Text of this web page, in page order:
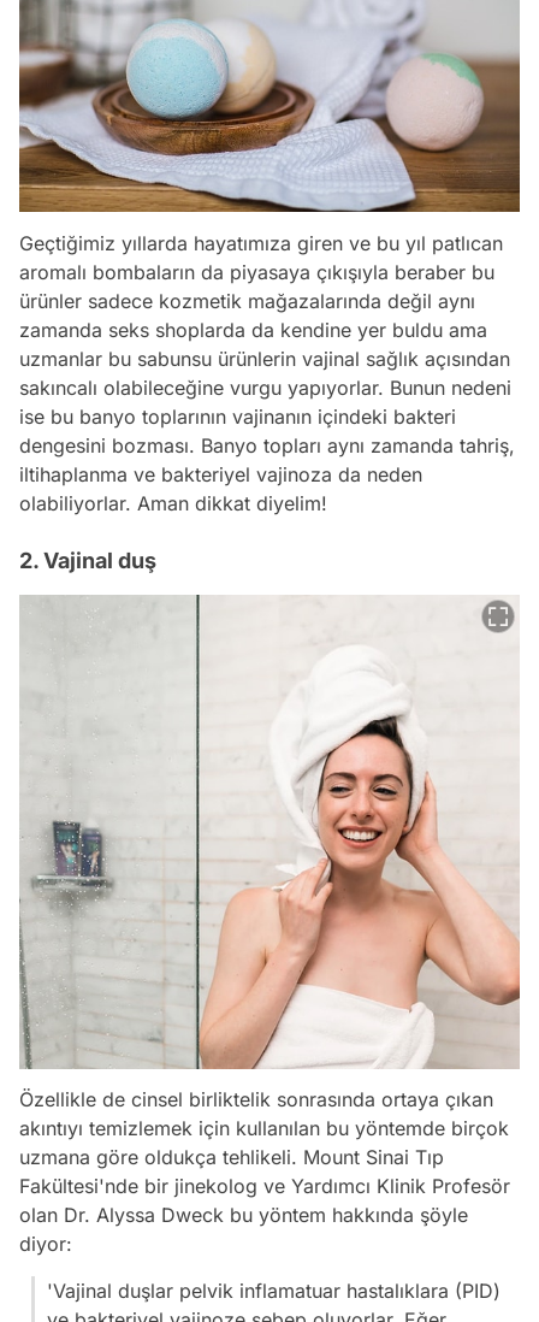
Geçtiğimiz yıllarda hayatımıza giren ve bu yıl patlıcan
aromalı bombaların da piyasaya çıkışıyla beraber bu
ürünler sadece kozmetik mağazalarında değil aynı
zamanda seks shoplarda da kendine yer buldu ama
uzmanlar bu sabunsu ürünlerin vajinal sağlık açısından
sakıncalı olabileceğine vurgu yapıyorlar. Bunun nedeni
ise bu banyo toplarının vajinanın içindeki bakteri
dengesini bozması. Banyo topları aynı zamanda tahriş,
iltihaplanma ve bakteriyel vajinoza da neden
olabiliyorlar. Aman dikkat diyelim!
2. Vajinal duş
Özellikle de cinsel birliktelik sonrasında ortaya çıkan
akıntıyı temizlemek için kullanılan bu yöntemde birçok
uzmana göre oldukça tehlikeli. Mount Sinai Tıp
Fakültesi'nde bir jinekolog ve Yardımcı Klinik Profesör
olan Dr. Alyssa Dweck bu yöntem hakkında şöyle
diyor:
'Vajinal duşlar pelvik inflamatuar hastalıklara (PID)